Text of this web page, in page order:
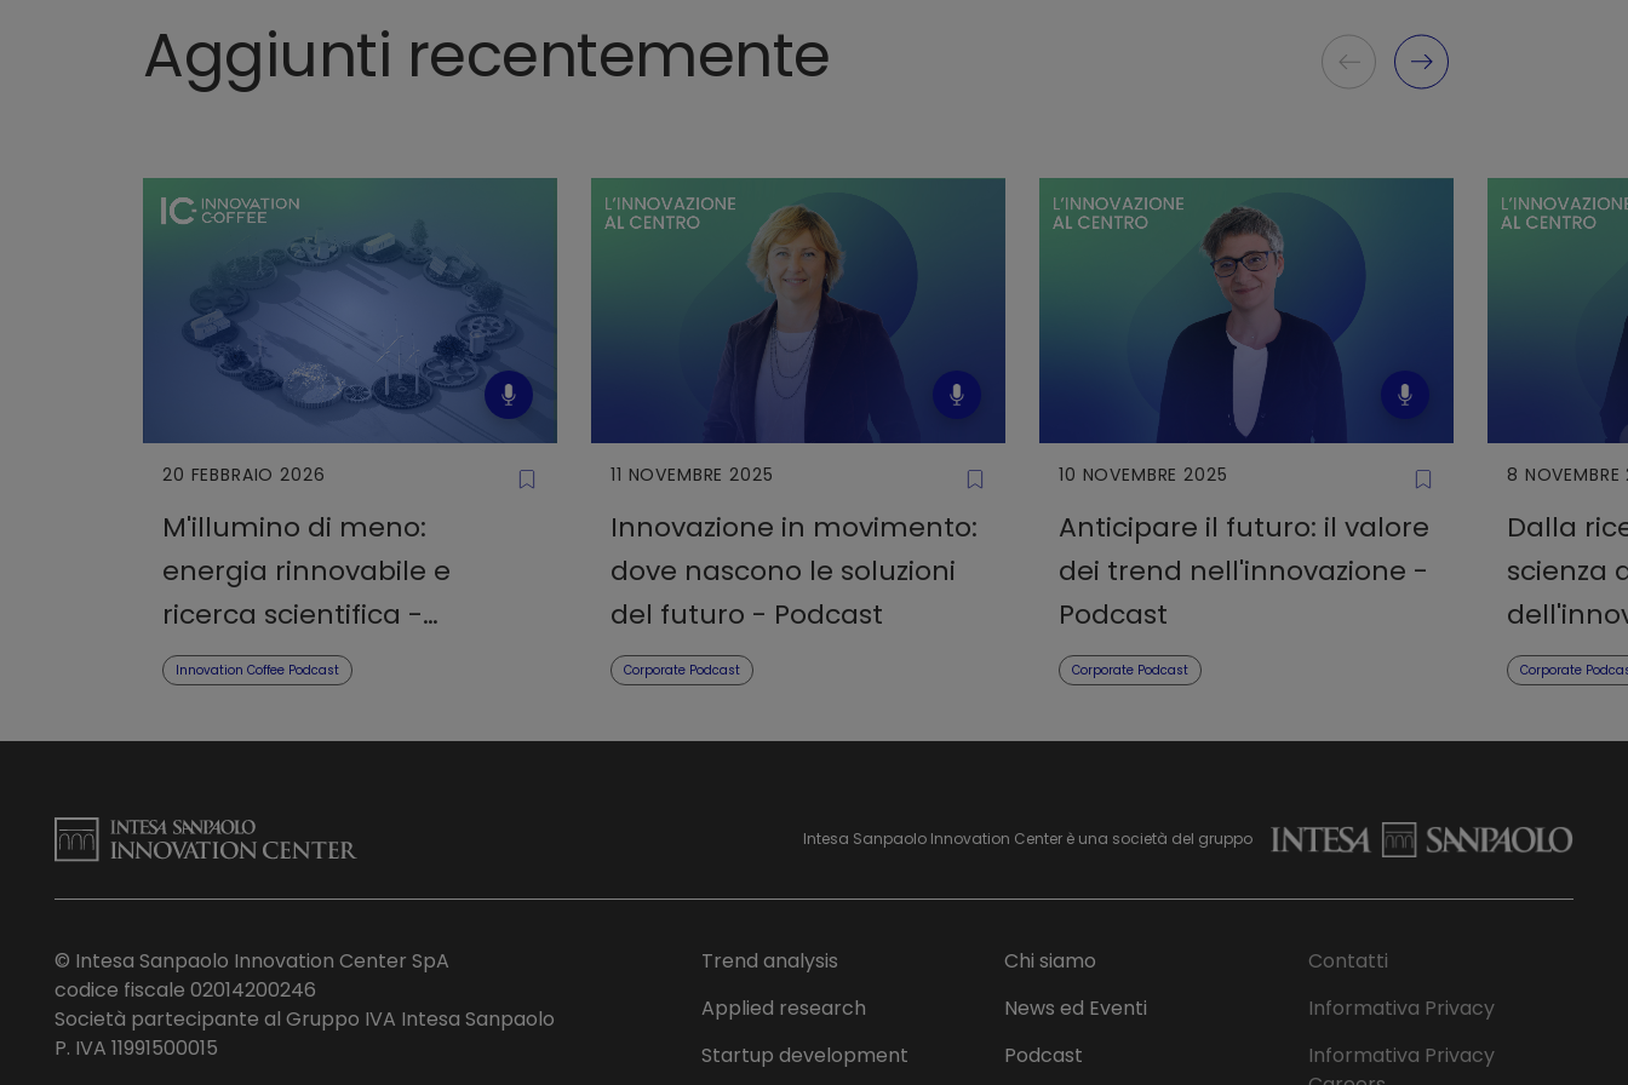
Aggiunti recentemente
20 FEBBRAIO 2026
M'illumino di meno:
energia rinnovabile e
ricerca scientifica -
Podcast
Innovation Coffee Podcast
11 NOVEMBRE 2025
Innovazione in movimento:
dove nascono le soluzioni
del futuro - Podcast
Corporate Podcast
10 NOVEMBRE 2025
Anticipare il futuro: il valore
dei trend nell'innovazione -
Podcast
Corporate Podcast
8
Dalla
scienza
Corporate
Intesa Sanpaolo Innovation Center è una società del gruppo
© Intesa Sanpaolo Innovation Center SpA
codice fiscale 02014200246
Società partecipante al Gruppo IVA Intesa Sanpaolo
P. IVA 11991500015
Trend analysis
Applied research
Startup development
Chi siamo
News ed Eventi
Podcast
Contatti
Informativa Privacy
Informativa Privacy